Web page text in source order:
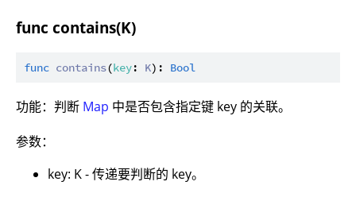
func contains(K)
func contains(key: K): Bool
功能：判断 Map 中是否包含指定键 key 的关联。
参数：
key: K - 传递要判断的 key。